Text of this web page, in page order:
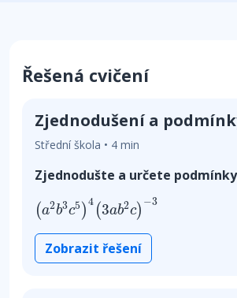
Řešená cvičení
Zjednodušení a
Střední škola • 4 min
Zjednodušte a určete
(a2b3c5 )4 (3ab2c) −3
(a 2 b3 c5) 4 ab 2 c)−
Zobrazit řešení